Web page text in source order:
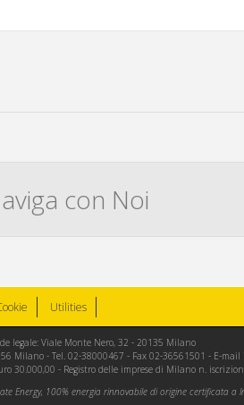
con Noi
Utilities
legale: Viale Monte Nero, 32 - 20135 Milano
Milano - Tel. 02-38000467 - Fax 02-36561501 - E-mail
30.000,00 - Registro delle imprese di Milano n.
Energy, 100% energia rinnovabile di origine certificata a